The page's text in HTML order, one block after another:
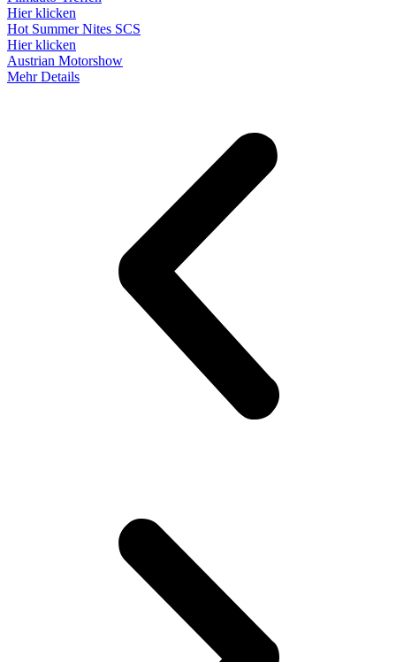
Hier klicken
Hot Summer Nites SCS
Hier klicken
Austrian Motorshow
Mehr Details